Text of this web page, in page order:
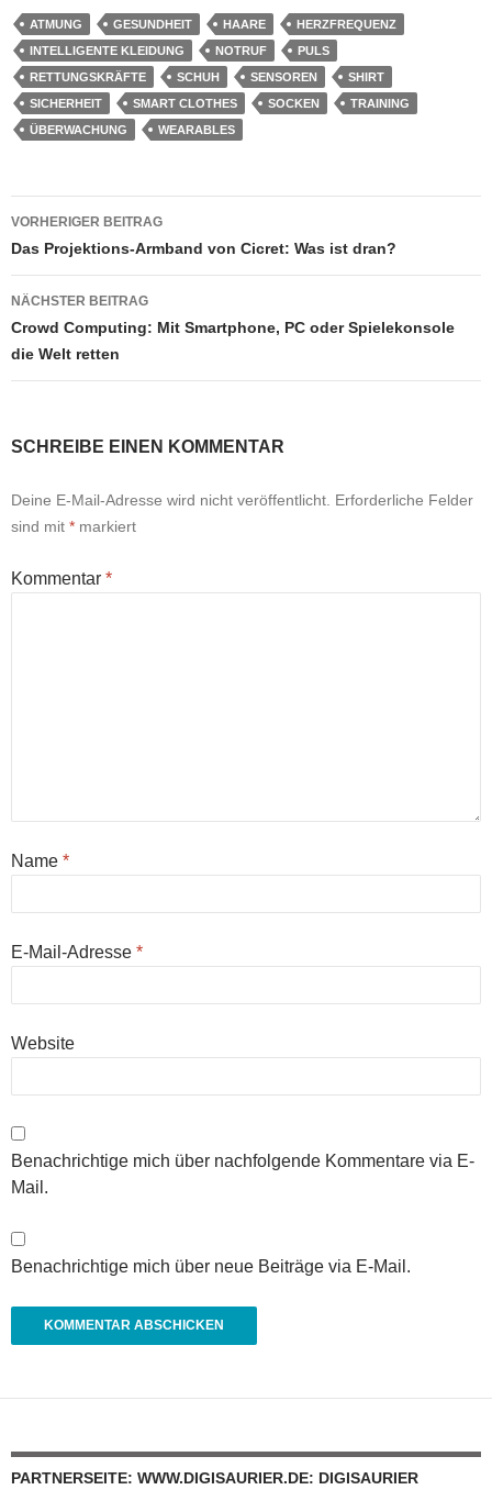
ATMUNG GESUNDHEIT HAARE
HERZFREQUENZ
INTELLIGENTE KLEIDUNG
NOTRUF
PULS
RETTUNGSKRÄFTE
SCHUH SENSOREN
SHIRT
SICHERHEIT
SMART CLOTHES SOCKEN
TRAINING
ÜBERWACHUNG
WEARABLES
Beitragsnavigation
VORHERIGER BEITRAG
Das Projektions-Armband von Cicret: Was ist dran?
NÄCHSTER BEITRAG
Crowd Computing: Mit Smartphone, PC oder Spielekonsole
die Welt retten
SCHREIBE EINEN KOMMENTAR
Deine E-Mail-Adresse wird nicht veröffentlicht. Erforderliche Felder
sind mit * markiert
Kommentar *
Name *
E-Mail-Adresse *
Website
Benachrichtige mich über nachfolgende Kommentare via E-
Mail.
Benachrichtige mich über neue Beiträge via E-Mail.
PARTNERSEITE: WWW.DIGISAURIER.DE: DIGISAURIER